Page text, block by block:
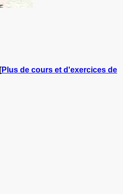
[Plus de cours et d'exercices de